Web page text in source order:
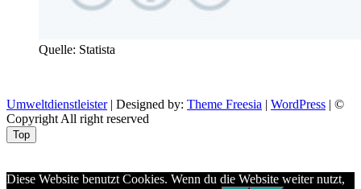
Quelle: Statista
Umweltdienstleister| Designed by: Theme Freesia | WordPress | ©
Copyright All right reserved
Top
Diese Website benutzt Cookies. Wenn du die Website weiter nutzt,